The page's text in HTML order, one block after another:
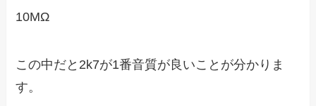
ー
10MΩ
この中だと2k7が1番音質が良いことが分かりま
す。